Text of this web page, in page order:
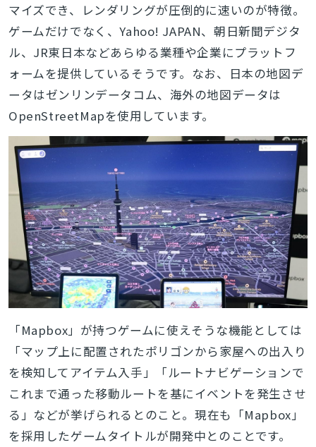
マイズでき、レンダリングが圧倒的に速いのが特徴。
ゲームだけでなく、Yahoo! JAPAN、朝日新聞デジタ
ル、JR東日本などあらゆる業種や企業にプラットフ
ォームを提供しているそうです。なお、
日本の地図デ
ータはゼンリンデータコム、海外の地図データは
OpenStreetMapを使用しています。
「Mapbox」が持つゲームに使えそうな機能としては
「マップ上に配置されたポリゴンから家屋への出入り
を検知してアイテム入手」「ルートナビゲーションで
これまで通った移動ルートを基にイベントを発生させ
る」などが挙げられるとのこと。 現在も「Mapbox」
を採用したゲームタイトルが開発中とのことです。